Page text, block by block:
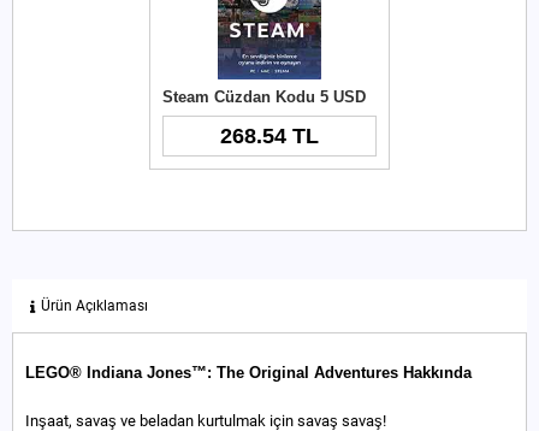
Steam Cüzdan Kodu 5 USD
268.54 TL
Ürün Açıklaması
LEGO® Indiana Jones™: The Original Adventures Hakkında
Inşaat, savaş ve beladan kurtulmak için savaş savaş!